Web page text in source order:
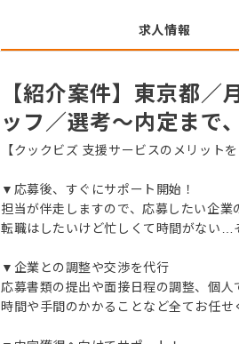
求人情報
【紹介案件】東京都
ッフ／選考～内定まで
【クックビズ 支援サービスのメリットを
▼応募後、すぐにサポート開始！
担当が伴走しますので、応募したい企業
転職はしたいけど忙しくて時間がない…
▼企業との調整や交渉を代行
応募書類の提出や面接日程の調整、個人
時間や手間のかかることなど全てお任せ